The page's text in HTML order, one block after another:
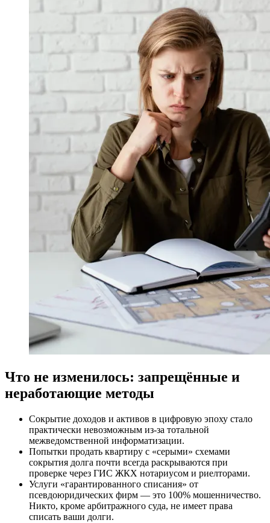
Что не изменилось: запрещённые и
неработающие методы
Сокрытие доходов и активов в цифровую эпоху стало
практически невозможным из-за тотальной
межведомственной информатизации.
Попытки продать квартиру с «серыми» схемами
сокрытия долга почти всегда раскрываются при
проверке через ГИС ЖКХ нотариусом и риелторами.
Услуги «гарантированного списания» от
псевдоюридических фирм — это 100% мошенничество.
Никто, кроме арбитражного суда, не имеет права
списать ваши долги.